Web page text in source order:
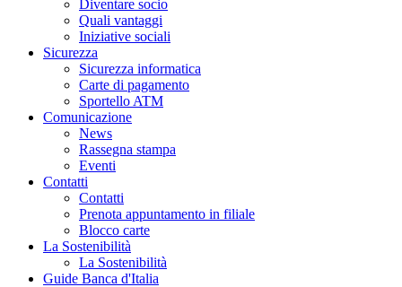
Diventare socio
Quali vantaggi
Iniziative sociali
Sicurezza
Sicurezza informatica
Carte di pagamento
Sportello ATM
Comunicazione
News
Rassegna stampa
Eventi
Contatti
Contatti
Prenota appuntamento in filiale
Blocco carte
La Sostenibilità
La Sostenibilità
Guide Banca d'Italia